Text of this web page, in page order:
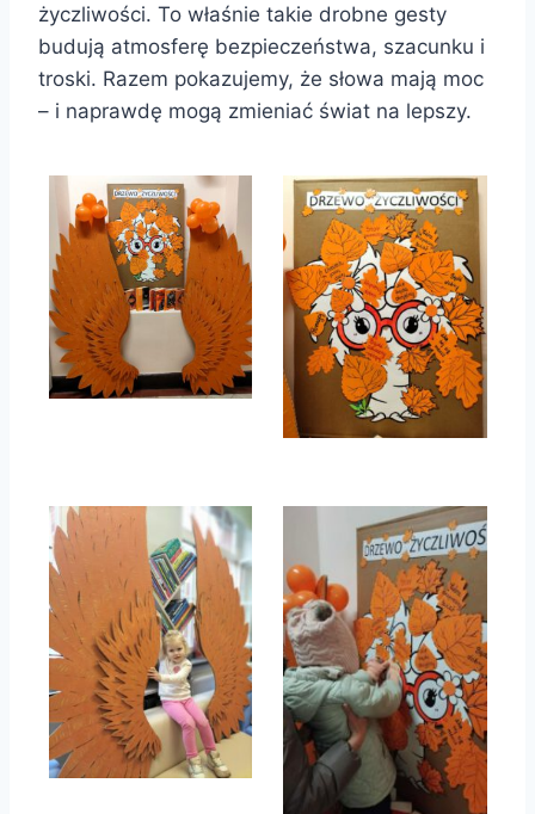
życzliwości. To właśnie takie drobne gesty
budują atmosferę bezpieczeństwa, szacunku i
troski. Razem pokazujemy, że słowa mają moc
– i naprawdę mogą zmieniać świat na lepszy.